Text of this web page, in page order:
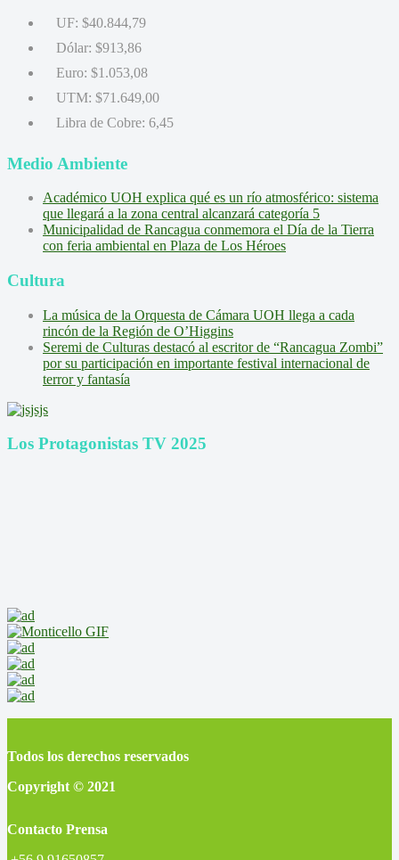
UF: $40.844,79
Dólar: $913,86
Euro: $1.053,08
UTM: $71.649,00
Libra de Cobre: 6,45
Medio Ambiente
Académico UOH explica qué es un río atmosférico: sistema
que llegará a la zona central alcanzará categoría 5
Municipalidad de Rancagua conmemora el Día de la Tierra
con feria ambiental en Plaza de Los Héroes
Cultura
La música de la Orquesta de Cámara UOH llega a cada
rincón de la Región de O’Higgins
Seremi de Culturas destacó al escritor de “Rancagua Zombi”
por su participación en importante festival internacional de
terror y fantasía
Los Protagonistas TV 2025
Todos los derechos reservados
Copyright © 2021
Contacto Prensa